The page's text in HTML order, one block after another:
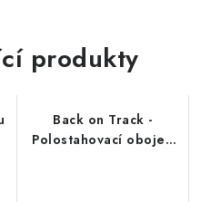
produkty
Back on Track -
Polostahovací obojek